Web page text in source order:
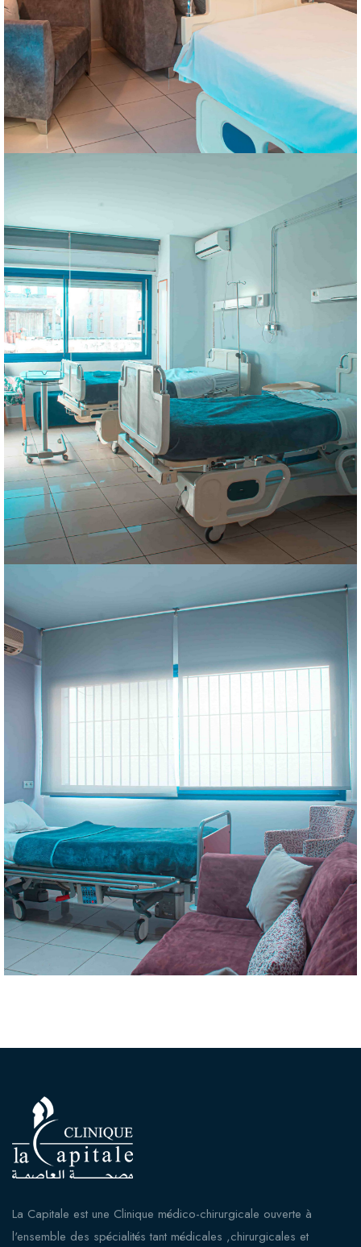
Suites
La clinique la Capitale en plus de quatre chambres individuelles
,de deux chambres à deux lits offre la possibilité d’une
hospitalisation au niveau de deuxsuites.
Ces pavillons de 20 mètres carrés chacun offrent une multitude
de services personnalisés;
Chambres doubles
La clinique la Capitale en plus de deux suites, de quatre
chambres individuelles offre la possibilité d’une hospitalisation
au niveau dedeux chambres à deux lits.
Ces pavillons de 16 mètres carrés offrent ;
deux lits et matelas médicaux totalements électriques mobilisés
par télécommande.
Salle de bain attenante (bidet, toilettes, lavabo).
Télévision ,climatisation automatique ,placards individuels.
Chambres individuelles
La clinique la Capitale en plus de deux suites, de trois chambres
à deux lits offre la possibilité d’une hospitalisation au niveau de
quatreChambres individuelles
Ces pavillons de 16 mètres carrés offrent ;
Lit et matelas médicaux totalements électriques mobilisés par
télécommande.
Salle de bain attenante (bidet, toilettes, lavabo)
Télévision ,climatisation automatique,placard individuel
Possibilité de rajouter un lit supplémentaire pour un
accompagnant
La Capitale est une Clinique médico-chirurgicale ouverte à
l'ensemble des spécialités tant médicales ,chirurgicales et